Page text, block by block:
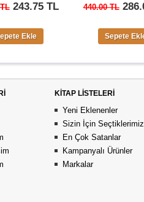
TL 440.00 TL 286.00 TL
KİTAP LİSTELERİ
Yeni Eklenenler
Sizin İçin Seçtiklerimiz
En Çok Satanlar
Kampanyalı Ürünler
Markalar